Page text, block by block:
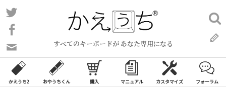
コ
ン
ン
ツ
ス
すべてのキーボードが あなた専用になる
い
合
わ
検
索:
かえうち2 おやうちくん 購入 マニュアル カスタマイズ フォーラム